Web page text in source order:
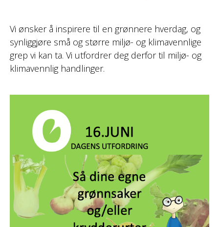
Vi ønsker å inspirere til en grønnere hverdag, og
synliggjøre små og større miljø- og klimavennlige
grep vi kan ta. Vi utfordrer deg derfor til miljø- og
klimavennlig handlinger.